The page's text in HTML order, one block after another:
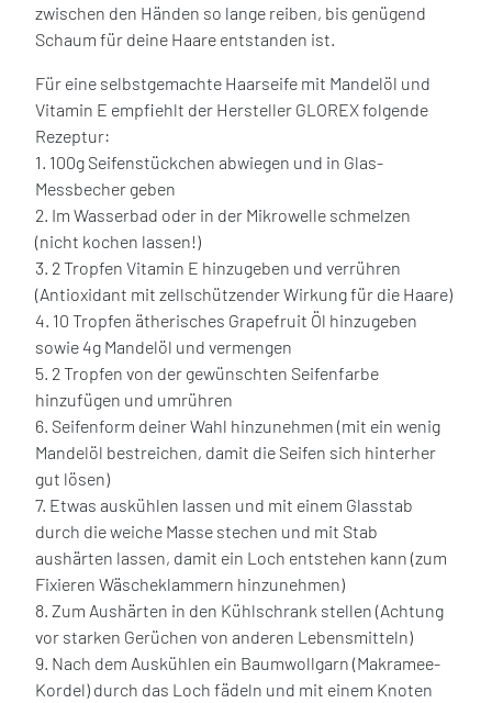
zwischen den Händen so lange reiben, bis genügend
Schaum für deine Haare entstanden ist.
Für eine selbstgemachte Haarseife mit Mandelöl und
Vitamin E empfiehlt der Hersteller GLOREX folgende
Rezeptur:
1. 100g Seifenstückchen abwiegen und in Glas-
Messbecher geben
2. Im Wasserbad oder in der Mikrowelle schmelzen
(nicht kochen lassen!)
3. 2 Tropfen Vitamin E hinzugeben und verrühren
(Antioxidant mit zellschützender Wirkung für die Haare)
4. 10 Tropfen ätherisches Grapefruit Öl hinzugeben
sowie 4g Mandelöl und vermengen
5. 2 Tropfen von der gewünschten Seifenfarbe
hinzufügen und umrühren
6. Seifenform deiner Wahl hinzunehmen (mit ein wenig
Mandelöl bestreichen, damit die Seifen sich hinterher
gut lösen)
7. Etwas auskühlen lassen und mit einem Glasstab
durch die weiche Masse stechen und mit Stab
aushärten lassen, damit ein Loch entstehen kann (zum
Fixieren Wäscheklammern hinzunehmen)
8. Zum Aushärten in den Kühlschrank stellen (Achtung
vor starken Gerüchen von anderen Lebensmitteln)
9. Nach dem Auskühlen ein Baumwollgarn (Makramee-
Kordel) durch das Loch fädeln und mit einem Knoten